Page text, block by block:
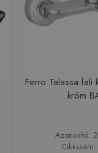
Ferro Talassa fali
króm
Azonosító:
Cikkszám: